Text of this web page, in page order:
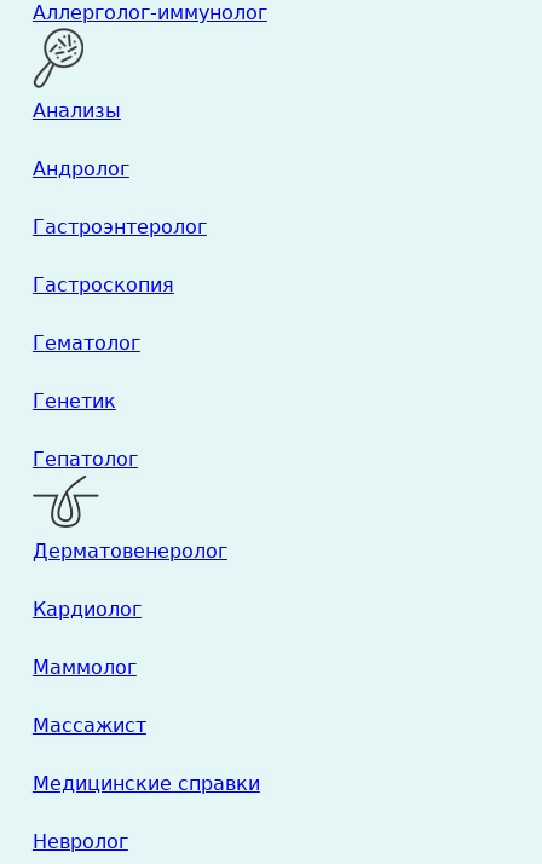
Аллерголог-иммунолог
Анализы
Андролог
Гастроэнтеролог
Гастроскопия
Гематолог
Генетик
Гепатолог
Дерматовенеролог
Кардиолог
Маммолог
Массажист
Медицинские справки
Невролог